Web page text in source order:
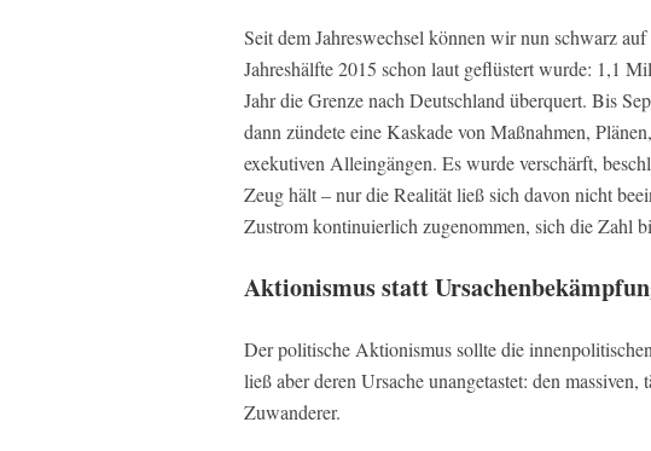
Seit dem Jahreswechsel können wir nun schwarz
Jahreshälfte 2015 schon laut geflüstert wurde: 1,1
Jahr die Grenze nach Deutschland überquert. Bis
dann zündete eine Kaskade von Maßnahmen,
exekutiven Alleingängen. Es wurde verschärft,
Zeug hält – nur die Realität ließ sich davon nicht
Zustrom kontinuierlich zugenommen, sich die Zahl
Aktionismus statt
Der politische Aktionismus sollte die
ließ aber deren Ursache unangetastet: den
Zuwanderer.